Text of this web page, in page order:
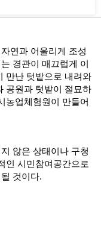
연과 어울리게 조성
경관이 매끄럽게 이
만난 텃밭으로 내려와
공원과 텃밭이 절묘하
농업체험원이 만들어
않은 상태이나 구청
인 시민참여공간으로
것이다.